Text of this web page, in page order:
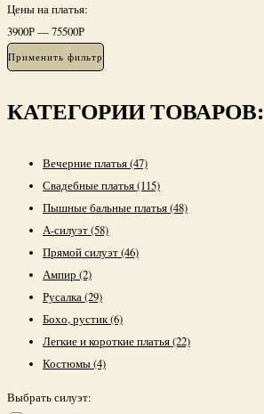
Цены на платья:
3900Р—75500Р
Применить фильтр
КАТЕГОРИИ ТОВАРОВ:
Вечерние платья(47)
Свадебные платья(115)
Пышные бальные платья(48)
А-силуэт(58)
Прямой силуэт(46)
Ампир (2)
Русалка(29)
Бохо, рустик(6)
Легкие и короткие платья(22)
Костюмы(4)
Выбрать силуэт: